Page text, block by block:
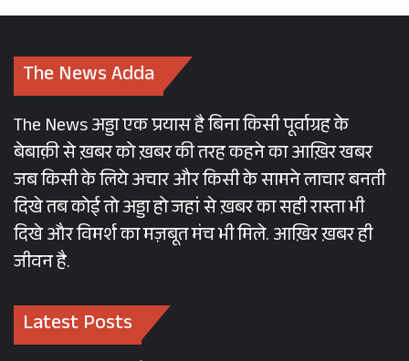
The News Adda
The News अड्डा एक प्रयास है बिना किसी पूर्वाग्रह के
बेबाक़ी से ख़बर को ख़बर की तरह कहने का आख़िर खबर
जब किसी के लिये अचार और किसी के सामने लाचार बनती
दिखे तब कोई तो अड्डा हो जहां से ख़बर का सही रास्ता भी
दिखे और विमर्श का मज़बूत मंच भी मिले. आख़िर ख़बर ही
जीवन है.
Latest Posts